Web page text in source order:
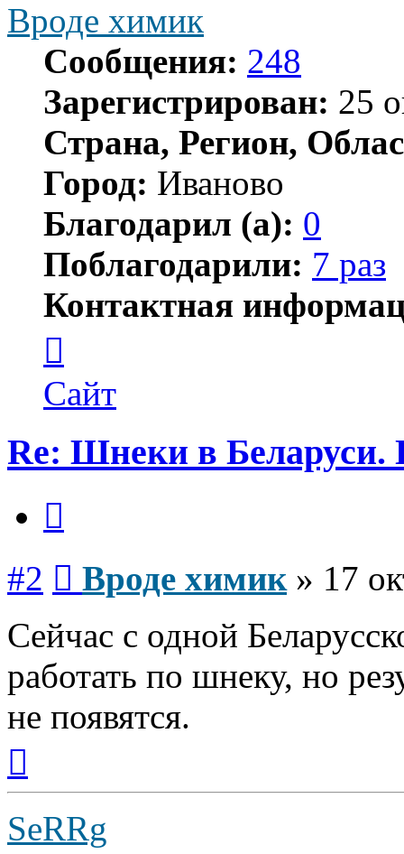
Вроде химик
Сообщения: 248
Зарегистрирован: 25
Страна, Регион,
Город: Иваново
Благодарил (а): 0
Поблагодарили: 7 раз
Контактная
пользователя
Вроде
химик
Сайт
Re: Шнеки в Беларуси.
#2 Вроде химик» 17
Сейчас с одной
работать по шнеку, но
не появятся.
началу
SeRRg